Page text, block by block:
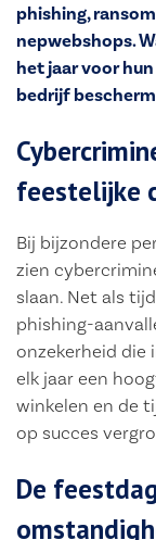
phishing,
nepwebshops.
het jaar voor
bedrijf
feestelijke
Bij bijzondere
zien
slaan. Net als
phishing-
onzekerheid die
elk jaar een
winkelen en de
op succes
De